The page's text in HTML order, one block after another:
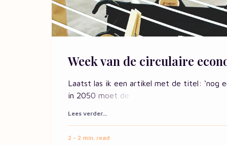
Week van de circulaire
Laatst las ik een artikel met de titel: ‘nog
in 2050 moet de
Lees verder...
2 - 2 min. read